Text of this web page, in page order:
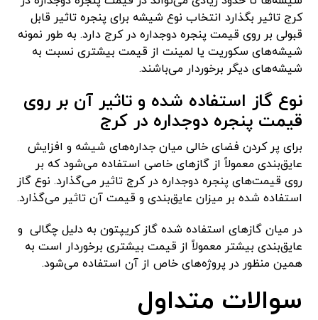
کرج تاثیر بگذارد انتخاب نوع شیشه برای پنجره تاثیر قابل
قبولی بر روی قیمت پنجره دوجداره در کرج دارد. به طور نمونه
شیشه‌های سکوریت یا لمینت از قیمت بیشتری نسبت به
شیشه‌های دیگر برخوردار می‌باشند.
نوع گاز استفاده شده و تاثیر آن بر روی
قیمت پنجره دوجداره در کرج
برای پر کردن فضای خالی میان جداره‌های شیشه و افزایش
عایق‌بندی معمولاً از گازهای خاصی استفاده می‌شود که بر
روی قیمت‌های پنجره دوجداره در کرج تاثیر می‌گذارد. نوع گاز
استفاده شده بر میزان عایق‌بندی و قیمت آن تاثیر می‌گذارد.
در میان گازهای استفاده شده گاز کریپتون به دلیل چگالی و
عایق‌بندی بیشتر معمولاً از قیمت بیشتری برخوردار است به
همین منظور در پروژه‌های خاص از آن استفاده می‌شود.
سوالات متداول